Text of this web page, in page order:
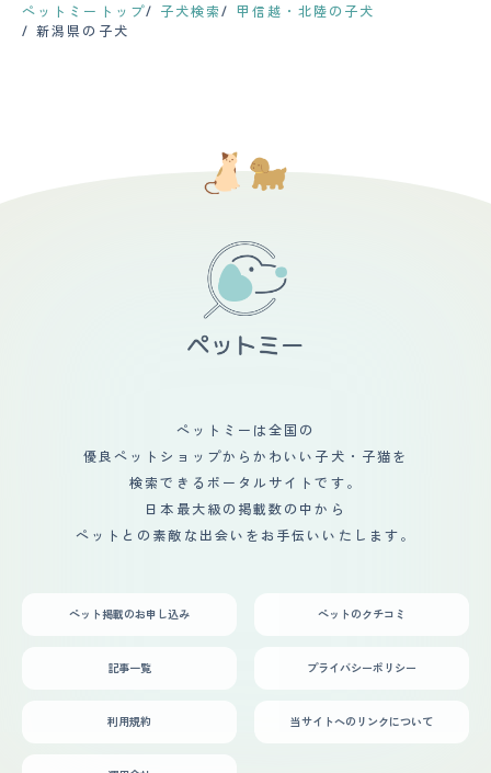
ペットミートップ 子犬検索
甲信越・北陸の子犬
新潟県の子犬
ペットミーは全国の
優良ペットショップからかわいい子犬・子猫を
検索できるポータルサイトです。
日本最大級の掲載数の中から
ペットとの素敵な出会いをお手伝いいたします。
ペット掲載のお申し込み ペットのクチコミ
記事一覧 プライバシーポリシー
利用規約 当サイトへのリンクについて